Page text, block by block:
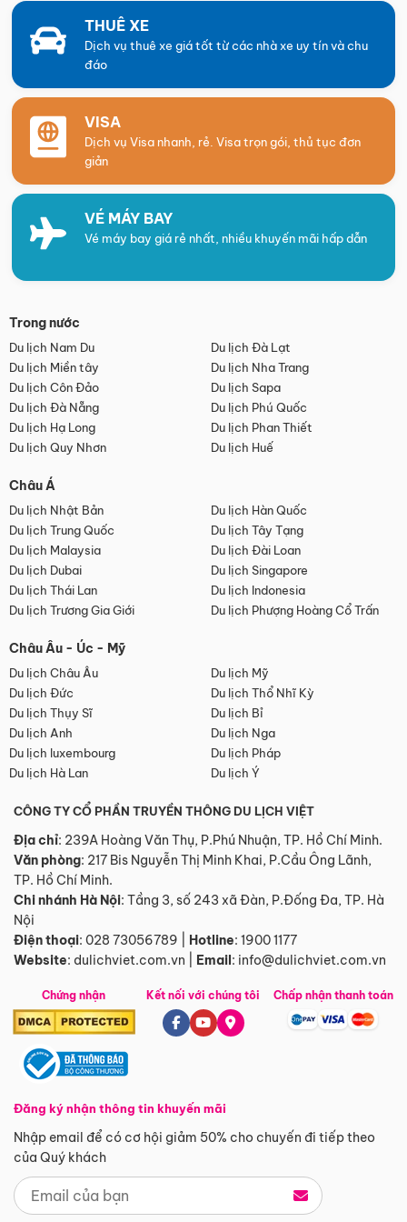
THUÊ XE
Dịch vụ thuê xe giá tốt từ các nhà xe uy tín và chu
đáo
VISA
Dịch vụ Visa nhanh, rẻ. Visa trọn gói, thủ tục đơn
giản
VÉ MÁY BAY
Vé máy bay giá rẻ nhất, nhiều khuyến mãi hấp dẫn
Trong nước
Du lịch Nam Du
Du lịch Đà Lạt
Du lịch Miền tây
Du lịch Nha Trang
Du lịch Côn Đảo
Du lịch Sapa
Du lịch Đà Nẵng
Du lịch Phú Quốc
Du lịch Hạ Long
Du lịch Phan Thiết
Du lịch Quy Nhơn
Du lịch Huế
Châu Á
Du lịch Nhật Bản
Du lịch Hàn Quốc
Du lịch Trung Quốc
Du lịch Tây Tạng
Du lịch Malaysia
Du lịch Đài Loan
Du lịch Dubai
Du lịch Singapore
Du lịch Thái Lan
Du lịch Indonesia
Du lịch Trương Gia Giới
Du lịch Phượng Hoàng Cổ Trấn
Châu Âu - Úc - Mỹ
Du lịch Châu Âu
Du lịch Mỹ
Du lịch Đức
Du lịch Thổ Nhĩ Kỳ
Du lịch Thụy Sĩ
Du lịch Bỉ
Du lịch Anh
Du lịch Nga
Du lịch luxembourg
Du lịch Pháp
Du lịch Hà Lan
Du lịch Ý
CÔNG TY CỔ PHẦN TRUYỀN THÔNG DU LỊCH VIỆT
Địa chỉ: 239A Hoàng Văn Thụ, P.Phú Nhuận, TP. Hồ Chí Minh.
Văn phòng: 217 Bis Nguyễn Thị Minh Khai, P.Cầu Ông Lãnh,
TP. Hồ Chí Minh.
Chi nhánh Hà Nội: Tầng 3, số 243 xã Đàn, P.Đống Đa, TP. Hà
Nội
Điện thoại: 028 73056789 Hotline: 1900 1177
Website: dulichviet.com.vn Email: info@dulichviet.com.vn
Chứng nhận
Đăng ký nhận thông tin khuyến mãi
Nhập email để có cơ hội giảm 50% cho chuyến đi tiếp theo
của Quý khách
Kết nối với chúng tôi Chấp nhận thanh toán